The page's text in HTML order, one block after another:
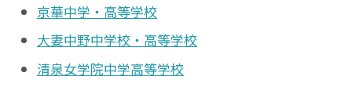
京華中学・高等学校
大妻中野中学校・高等学校
清泉女学院中学高等学校